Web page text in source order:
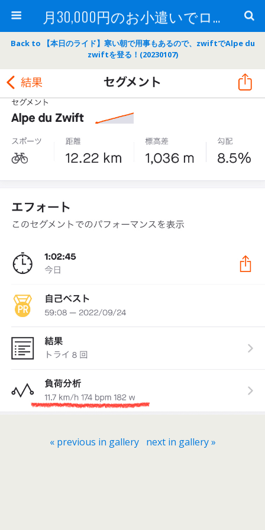
月30,000円のお小遣いでロードバイク
Back to 【本日のライド】寒い朝で用事もあるので、zwiftでAlpe du
zwiftを登る！(20230107)
« previous in gallery next in gallery »